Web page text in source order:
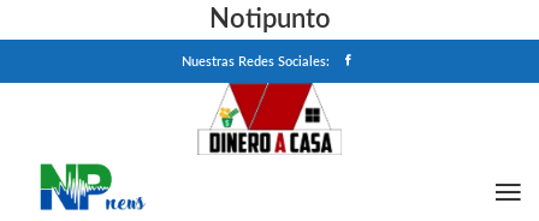
Notipunto
Nuestras Redes Sociales: